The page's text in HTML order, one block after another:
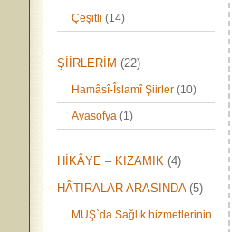
Çeşitli (14)
ŞİİRLERİM (22)
Hamâsî-Îslamî Şiirler (10)
Ayasofya (1)
HİKÂYE – KIZAMIK (4)
HÂTIRALAR ARASINDA(5)
MUŞ`da Sağlık hizmetlerinin